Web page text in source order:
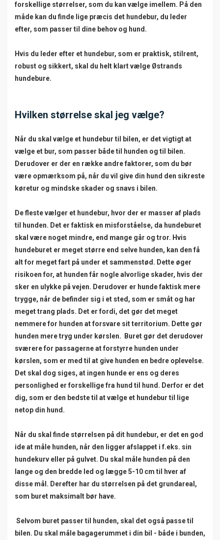
forskellige størrelser, som du kan vælge imellem. På den
måde kan du finde lige præcis det hundebur, du leder
efter, som passer til dine behov og hund.
Hvis du leder efter et hundebur, som er praktisk, stilrent,
robust og sikkert, skal du helt klart vælge Østrands
hundebure.
Hvilken størrelse skal jeg vælge?
Når du skal vælge et hundebur til bilen, er det vigtigt at
vælge et bur, som passer både til hunden og til bilen.
Derudover er der en række andre faktorer, som du bør
være opmærksom på, når du vil give din hund den sikreste
køretur og mindske skader og snavs i bilen.
De fleste vælger et hundebur, hvor der er masser af plads
til hunden. Det er faktisk en misforståelse, da hundeburet
skal være noget mindre, end mange går og tror. Hvis
hundeburet er meget større end selve hunden, kan den få
alt for meget fart på under et sammenstød. Dette øger
risikoen for, at hunden får nogle alvorlige skader, hvis der
sker en ulykke på vejen. Derudover er hunde faktisk mere
trygge, når de befinder sig i et sted, som er småt og har
meget trang plads. Det er fordi, det gør det meget
nemmere for hunden at forsvare sit territorium. Dette gør
hunden mere tryg under kørslen. Buret gør det derudover
sværere for passagerne at forstyrre hunden under
kørslen, som er med til at give hunden en bedre oplevelse.
Det skal dog siges, at ingen hunde er ens og deres
personlighed er forskellige fra hund til hund. Derfor er det
dig, som er den bedste til at vælge et hundebur til lige
netop din hund.
Når du skal finde størrelsen på dit hundebur, er det en god
ide at måle hunden, når den ligger afslappet i f.eks. sin
hundekurv eller på gulvet. Du skal måle hunden på den
lange og den bredde led og lægge 5-10 cm til hver af
disse mål. Derefter har du størrelsen på det grundareal,
som buret maksimalt bør have.
Selvom buret passer til hunden, skal det også passe til
bilen. Du skal måle bagagerummet i din bil - både i bunden,